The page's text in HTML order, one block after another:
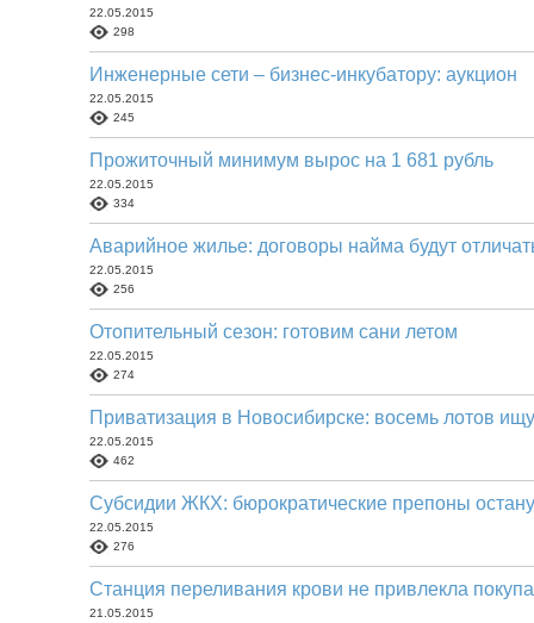
22.05.2015
298
Инженерные сети – бизнес-инкубатору: аукцион
22.05.2015
245
Прожиточный минимум вырос на 1 681 рубль
22.05.2015
334
Аварийное жилье: договоры найма будут
22.05.2015
256
Отопительный сезон: готовим сани летом
22.05.2015
274
Приватизация в Новосибирске: восемь лотов
22.05.2015
462
Субсидии ЖКХ: бюрократические препоны
22.05.2015
276
Станция переливания крови не привлекла
21.05.2015